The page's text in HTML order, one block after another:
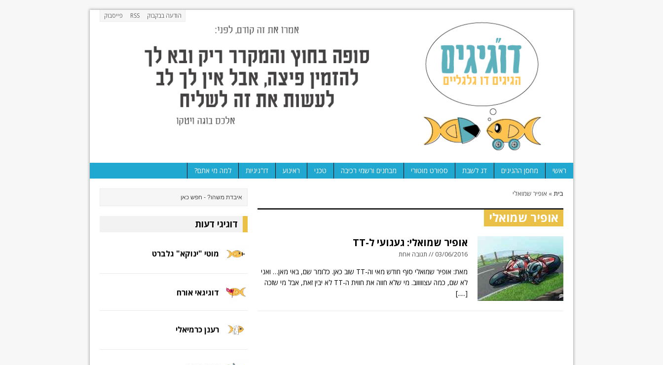
הודעה בבקבוק RSS פייסבוק
ראשי מחסן ההגיגים דג לשבת ספורט מוטורי מבחנים ורשמי רכיבה טכני ראינוע דו"גיגיות למה מי אתם?
בית» אופיר שמואלי
אופיר שמואלי
אופיר שמואלי: געגועי ל-TT
03/06/2016 // תגובה אחת
מאת: אופיר שמואלי סוף חודש מאי וה-TT שוב כאן. כלומר שם, באי מאן… ואני
לא שם, כמה עצוווווב. מי שלא חווה את חווית ה-TT לא יבין זאת, אבל מי שזכה
[.....]
דוגיגי דעות
מוטי "ינוקא" גלברט
דוגיגאי אורח
רענן כרמיאלי